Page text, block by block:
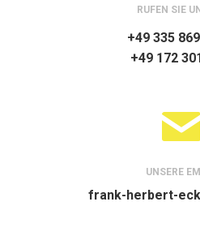
RUFEN SIE
+49 335
+49 172
UNSERE
frank-herbert-